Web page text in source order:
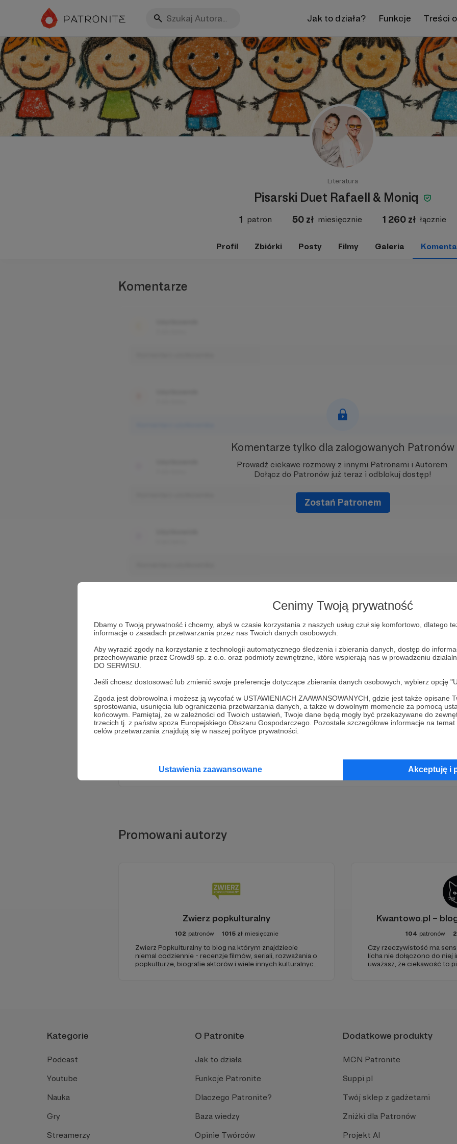
Cenimy Twoją prywatność
Dbamy o Twoją prywatność i chcemy, abyś w czasie korzystania z naszych usług czuł się komfortowo, dlatego
informacje o zasadach przetwarzania przez nas Twoich danych osobowych.
Aby wyrazić zgody na korzystanie z technologii automatycznego śledzenia i zbierania danych, dostęp do
przechowywanie przez Crowd8 sp. z o.o. oraz podmioty zewnętrzne, które wspierają nas w prowadzeniu
DO SERWISU.
Jeśli chcesz dostosować lub zmienić swoje preferencje dotyczące zbierania danych osobowych, wybierz opcję
Zgoda jest dobrowolna i możesz ją wycofać w USTAWIENIACH ZAAWANSOWANYCH, gdzie jest także opisane
sprostowania, usunięcia lub ograniczenia przetwarzania danych, a także w dowolnym momencie za pomocą
końcowym. Pamiętaj, że w zależności od Twoich ustawień, Twoje dane będą mogły być przekazywane do
trzecich tj. z państw spoza Europejskiego Obszaru Gospodarczego. Pozostałe szczegółowe informacje na
celów przetwarzania znajdują się w naszej polityce prywatności.
Ustawienia zaawansowane Akceptuję i
Jak to działa? Funkcje Treści
Literatura
Pisarski Duet Rafaell & Moniq
1 patron 50 zł miesięcznie 1 260 zł łącznie
Profil Zbiórki Posty Filmy Galeria
Komentarze
Komentarze tylko dla zalogowanych Patronów
Prowadź ciekawe rozmowy z innymi Patronami i Autorem.
Dołącz do Patronów już teraz i odblokuj dostęp!
Zostań Patronem
Dołącz do grona Patronów!
Wesprzyj działalność Autora
Zostań Patronem
Promowani autorzy
Zwierz popkulturalny
102 patronów 1015 zł miesięcznie
Zwierz Popkulturalny to blog na którym znajdziecie
niemal codziennie - recenzje filmów, seriali, rozważania o
popkulturze, biografie aktorów i wiele innych kulturalnych
Kwantowo.pl –
104 patronów
Czy rzeczywistość ma
licha nie dołączono do niej
uważasz, że ciekawość to
Kategorie
Podcast
Youtube
Nauka
Gry
Streamerzy
O Patronite
Jak to działa
Funkcje Patronite
Dlaczego Patronite?
Baza wiedzy
Opinie Twórców
Dodatkowe produkty
MCN Patronite
Suppi.pl
Twój sklep z gadżetami
Zniżki dla Patronów
Projekt AI